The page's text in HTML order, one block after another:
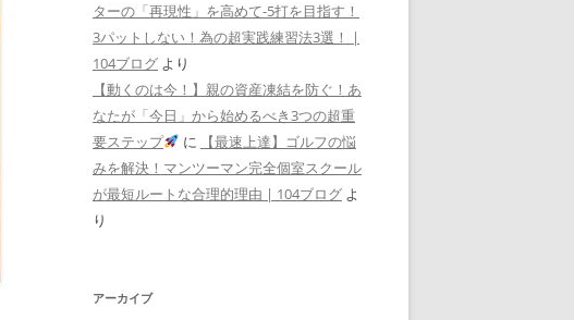
ターの「再現性」を高めて-5打を目指す！
3パットしない！為の超実践練習法3選！ |
104ブログ より
【動くのは今！】親の資産凍結を防ぐ！あ
なたが「今日」から始めるべき3つの超重
要ステップ
に
【最速上達】ゴルフの悩
みを解決！マンツーマン完全個室スクール
が最短ルートな合理的理由 | 104ブログ よ
り
アーカイブ